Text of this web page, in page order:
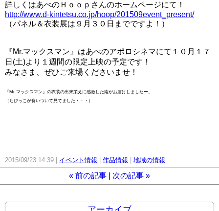
詳しくはあべのＨｏｏｐさんのホームページにて！
http://www.d-kintetsu.co.jp/hoop/201509event_present/
（パネル＆衣装展は９月３０日までですよ！）
『Mr.マックスマン』はあべのアポロシネマにて１０月１７
日(土)より１週間の限定上映の予定です！
みなさま、ぜひご来場くださいませ！
『Mr.マックスマン』の衣装の出来栄えに感激した南がお届けしましたー。
（ちびっこが食いついて見てました・・・）
2015/09/23 14:39 イベント情報 作品情報 地域の情報
« 前の記事 次の記事 »